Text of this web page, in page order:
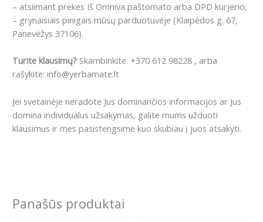
– atsiimant prekes Iš Omniva paštomato arba DPD kurjerio;
– grynaisiais pinigais mūsų parduotuvėje (Klaipėdos g. 67,
Panevėžys 37106).
Turite klausimų? Skambinkite: +370 612 98228 , arba
rašykite: info@yerbamate.lt
Jei svetainėje neradote Jus dominančios informacijos ar Jus
domina individualus užsakymas, galite mums užduoti
klausimus ir mes pasistengsime kuo skubiau į juos atsakyti.
Panašūs produktai